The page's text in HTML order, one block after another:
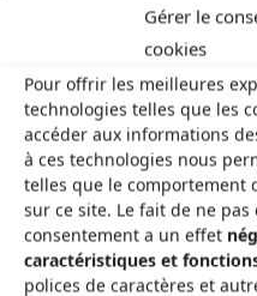
Gérer le
cookies
Pour offrir les meilleures
technologies telles que les
accéder aux informations
à ces technologies nous
telles que le comportement
sur ce site. Le fait de ne
consentement a un effet
caractéristiques et
polices de caractères et
Reportage : Laurent
Renaud, Alexis Cretin
FÊTE DE LA
SAMEDI 21 JUIN 2025
LES